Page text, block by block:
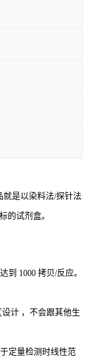
就是以染料法/探针法
的试剂盒。
1000 拷贝/反应。
计 ，不会跟其他生
定量检测时线性范